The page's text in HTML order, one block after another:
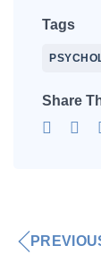
Tags
Share